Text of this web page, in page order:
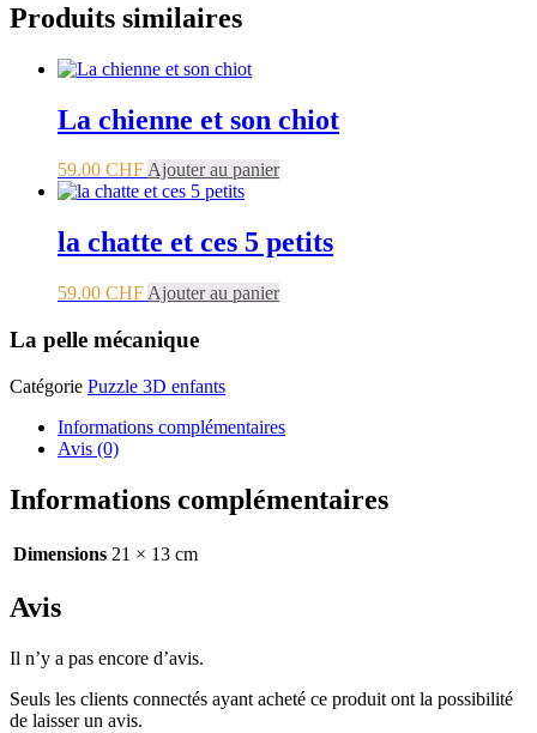
Produits similaires
La chienne et son chiot
59.00 CHFAjouter au panier
la chatte et ces 5 petits
59.00 CHF Ajouter au panier
La pelle mécanique
Catégorie Puzzle 3D enfants
Informations complémentaires
Avis (0)
Informations complémentaires
Dimensions 21 × 13 cm
Avis
Il n’y a pas encore d’avis.
Seuls les clients connectés ayant acheté ce produit ont la possibilité
de laisser un avis.